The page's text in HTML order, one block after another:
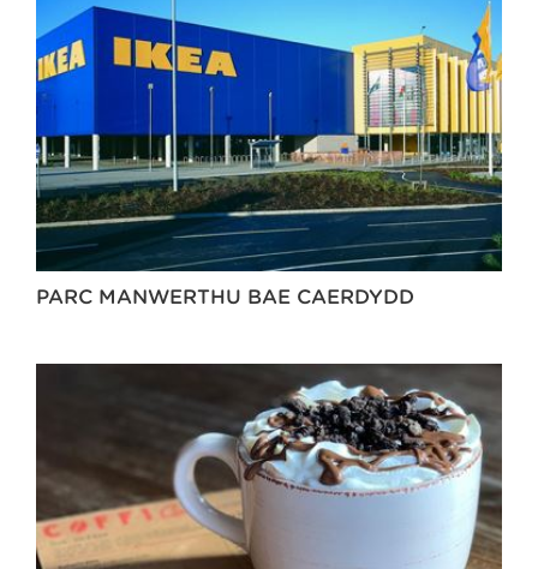
PARC MANWERTHU BAE CAERDYDD